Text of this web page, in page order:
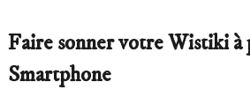
Faire sonner votre Wistiki
Smartphone